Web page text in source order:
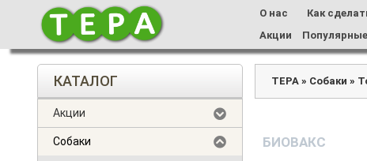
О нас Как
Акции
КАТАЛОГ
Акции
Собаки
ТЕРА » Собаки »
БИОВАКС